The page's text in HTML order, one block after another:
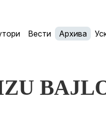
Вести Архива